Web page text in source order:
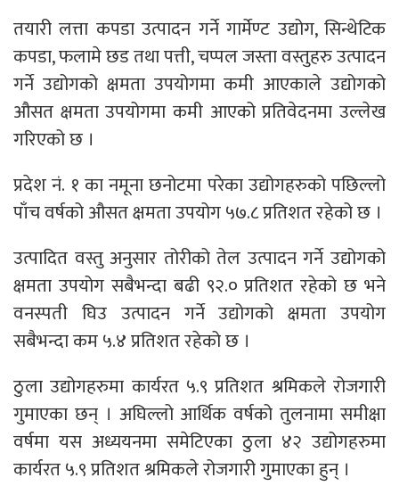
तयारी लत्ता कपडा उत्पादन गर्ने गार्मेण्ट उद्योग, सिन्थेटिक
कपडा, फलामे छड तथा पत्ती, चप्पल जस्ता वस्तुहरु उत्पादन
गर्ने उद्योगको क्षमता उपयोगमा कमी आएकाले उद्योगको
औसत क्षमता उपयोगमा कमी आएको प्रतिवेदनमा उल्लेख
गरिएको छ ।
प्रदेश नं. १ का नमूना छनोटमा परेका उद्योगहरुको पछिल्लो
पाँच वर्षको औसत क्षमता उपयोग ५७.८ प्रतिशत रहेको छ ।
उत्पादित वस्तु अनुसार तोरीको तेल उत्पादन गर्ने उद्योगको
क्षमता उपयोग सबैभन्दा बढी ९२.० प्रतिशत रहेको छ भने
वनस्पती घिउ उत्पादन गर्ने उद्योगको क्षमता उपयोग
सबैभन्दा कम ५.४ प्रतिशत रहेको छ ।
ठुला उद्योगहरुमा कार्यरत ५.९ प्रतिशत श्रमिकले रोजगारी
गुमाएका छन् । अघिल्लो आर्थिक वर्षको तुलनामा समीक्षा
वर्षमा यस अध्ययनमा समेटिएका ठुला ४२ उद्योगहरुमा
कार्यरत ५.९ प्रतिशत श्रमिकले रोजगारी गुमाएका हुन् ।